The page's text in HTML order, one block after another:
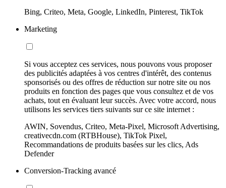
Bing, Criteo, Meta, Google, LinkedIn, Pinterest, TikTok
Marketing
Si vous acceptez ces services, nous pouvons vous proposer
des publicités adaptées à vos centres d'intérêt, des contenus
sponsorisés ou des offres de réduction sur notre site ou nos
produits en fonction des pages que vous consultez et de vos
achats, tout en évaluant leur succès. Avec votre accord, nous
utilisons les services tiers suivants sur ce site internet :
AWIN, Sovendus, Criteo, Meta-Pixel, Microsoft Advertising,
creativecdn.com (RTBHouse), TikTok Pixel,
Recommandations de produits basées sur les clics, Ads
Defender
Conversion-Tracking avancé